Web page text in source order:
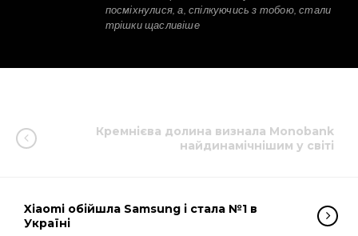
посміхнулися, а, спілкуючись з тобою, стали
трішки щасливіше
Кремнієва долина визнала Monobank
найдинамічнішим у світі
Xiaomi обійшла Samsung і стала №1 в
Україні